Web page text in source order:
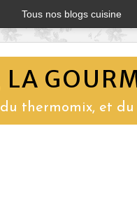
Tous nos blogs cuisine
LA
thermomix, et